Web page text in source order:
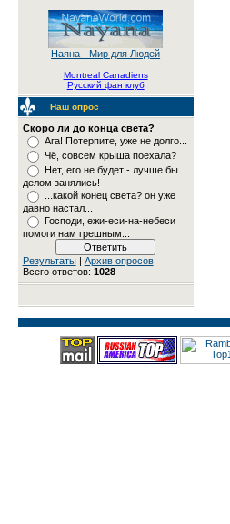
Наяна - Мир для Людей
Montreal Canadiens
Русский фан клуб
Наш опрос
Скоро ли до конца света?
Ага! Потерпите, уже не долго...
Чё, совсем крыша поехала?
Нет, его не будет - лучше бы
делом занялись!
...какой конец света? он уже
давно настал...
Господи, ежи-еси-на-небеси
помоги нам грешным...
Результаты| Архив опросов
Всего ответов: 1028